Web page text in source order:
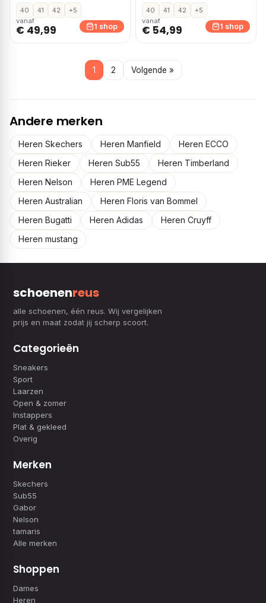
40 41 42
+5
vanaf
€ 49,99 1 shop
40 41 42
+5
vanaf
€ 54,99 1 shop
1 2 Volgende »
Andere merken
Heren Skechers Heren Manfield
Heren ECCO
Heren Rieker
Heren Sub55
Heren Timberland
Heren Nelson
Heren PME Legend
Heren Australian
Heren Floris van Bommel
Heren Bugatti
Heren Adidas
Heren Cruyff
Heren mustang
schoenenreus
alle schoenen, één reus. Wij vergelijken
prijs en maat zodat jij scherp scoort.
Categorieën
Sneakers
Sport
Laarzen
Open & zomer
Instappers
Plat & gekleed
Overig
Merken
Skechers
Sub55
Gabor
Nelson
tamaris
Alle merken
Shoppen
Dames
Heren